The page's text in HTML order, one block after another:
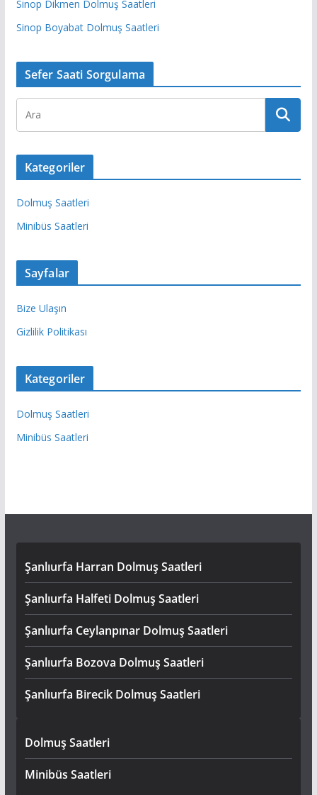
Sinop Dikmen Dolmuş Saatleri
Sinop Boyabat Dolmuş Saatleri
Sefer Saati Sorgulama
Kategoriler
Dolmuş Saatleri
Minibüs Saatleri
Sayfalar
Bize Ulaşın
Gizlilik Politikası
Kategoriler
Dolmuş Saatleri
Minibüs Saatleri
Şanlıurfa Harran Dolmuş Saatleri
Şanlıurfa Halfeti Dolmuş Saatleri
Şanlıurfa Ceylanpınar Dolmuş Saatleri
Şanlıurfa Bozova Dolmuş Saatleri
Şanlıurfa Birecik Dolmuş Saatleri
Dolmuş Saatleri
Minibüs Saatleri